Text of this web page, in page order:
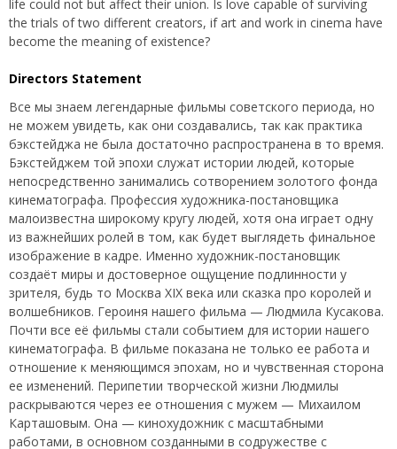
life could not but affect their union. Is love capable of surviving
the trials of two different creators, if art and work in cinema have
become the meaning of existence?
Directors Statement
Все мы знаем легендарные фильмы советского периода, но
не можем увидеть, как они создавались, так как практика
бэкстейджа не была достаточно распространена в то время.
Бэкстейджем той эпохи служат истории людей, которые
непосредственно занимались сотворением золотого фонда
кинематографа. Профессия художника-постановщика
малоизвестна широкому кругу людей, хотя она играет одну
из важнейших ролей в том, как будет выглядеть финальное
изображение в кадре. Именно художник-постановщик
создаёт миры и достоверное ощущение подлинности у
зрителя, будь то Москва XIX века или сказка про королей и
волшебников. Героиня нашего фильма — Людмила Кусакова.
Почти все её фильмы стали событием для истории нашего
кинематографа. В фильме показана не только ее работа и
отношение к меняющимся эпохам, но и чувственная сторона
ее изменений. Перипетии творческой жизни Людмилы
раскрываются через ее отношения с мужем — Михаилом
Карташовым. Она — кинохудожник с масштабными
работами, в основном созданными в содружестве с